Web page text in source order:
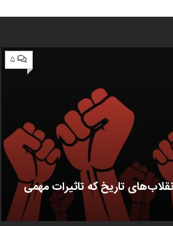
۵
تاریخ که تاثیرات مهمی